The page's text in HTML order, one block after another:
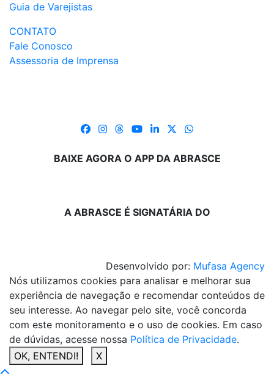
Guia de Varejistas
CONTATO
Fale Conosco
Assessoria de Imprensa
BAIXE AGORA O APP DA ABRASCE
A ABRASCE É SIGNATÁRIA DO
Desenvolvido por: Mufasa Agency
Nós utilizamos cookies para analisar e melhorar sua
experiência de navegação e recomendar conteúdos de
seu interesse. Ao navegar pelo site, você concorda
com este monitoramento e o uso de cookies. Em caso
de dúvidas, acesse nossa Política de Privacidade.
OK, ENTENDI!
X